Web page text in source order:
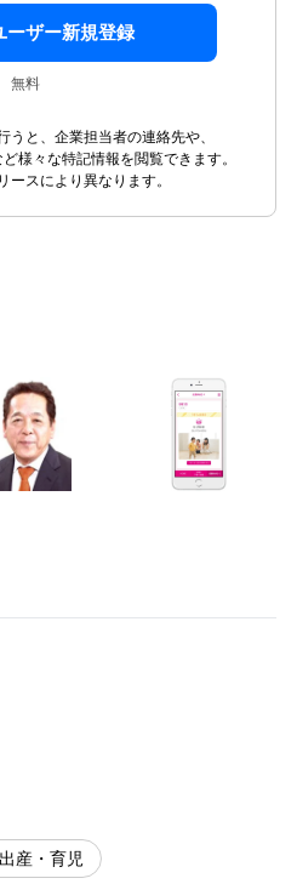
ーザー新規登録
無料
うと、企業担当者の連絡先や、
様々な特記情報を閲覧できます。
スにより異なります。
出産・育児